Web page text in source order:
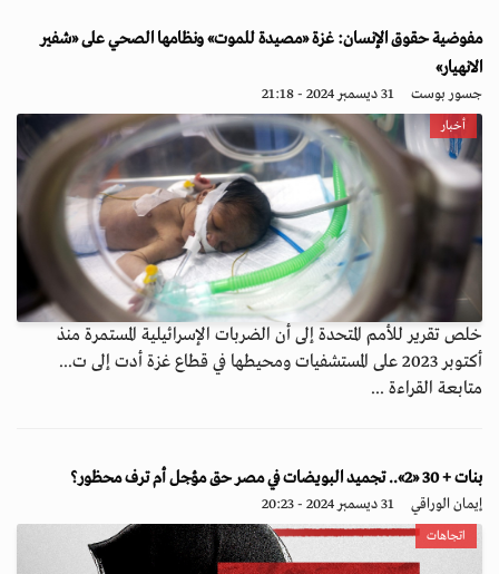
مفوضية حقوق الإنسان: غزة «مصيدة للموت» ونظامها الصحي على «شفير
الانهيار»
جسور بوست 31 ديسمبر 2024 - 21:18
أخبار
خلص تقرير للأمم المتحدة إلى أن الضربات الإسرائيلية المستمرة منذ
أكتوبر 2023 على المستشفيات ومحيطها في قطاع غزة أدت إلى ت...
متابعة القراءة ...
بنات + 30 «2».. تجميد البويضات في مصر حق مؤجل أم ترف محظور؟
إيمان الوراقي 31 ديسمبر 2024 - 20:23
اتجاهات